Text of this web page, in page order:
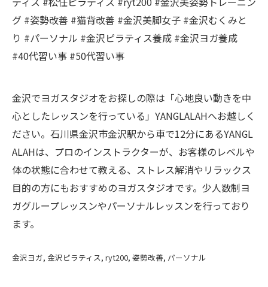
グ #姿勢改善 #猫背改善 #金沢美脚女子 #金沢むくみと
り #パーソナル #金沢ピラティス養成 #金沢ヨガ養成
#40代習い事 #50代習い事
金沢でヨガスタジオをお探しの際は「心地良い動きを中
心としたレッスンを行っている」YANGLALAHへお越しく
ださい。石川県金沢市金沢駅から車で12分にあるYANGL
ALAHは、プロのインストラクターが、お客様のレベルや
体の状態に合わせて教える、ストレス解消やリラックス
目的の方にもおすすめのヨガスタジオです。少人数制ヨ
ガグループレッスンやパーソナルレッスンを行っており
ます。
金沢ヨガ 金沢ピラティス ryt200 姿勢改善 パーソナル